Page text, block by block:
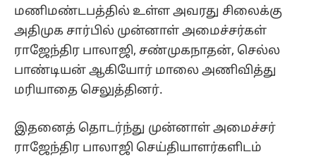
மணிமண்டபத்தில் உள்ள அவரது சிலைக்கு
அதிமுக சார்பில் முன்னாள் அமைச்சர்கள்
ராஜேந்திர பாலாஜி, சண்முகநாதன், செல்ல
பாண்டியன் ஆகியோர் மாலை அணிவித்து
மரியாதை செலுத்தினர்.
இதனைத் தொடர்ந்து முன்னாள் அமைச்சர்
ராஜேந்திர பாலாஜி செய்தியாளர்களிடம்